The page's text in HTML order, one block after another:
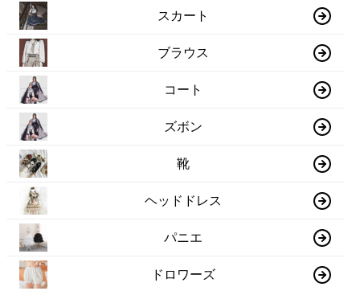
スカート
ブラウス
コート
ズボン
靴
ヘッドドレス
パニエ
ドロワーズ